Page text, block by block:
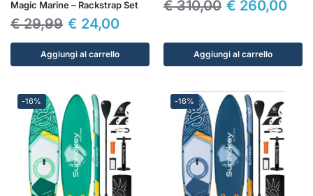
Magic Marine – Rackstrap Set
€29,99 € 24,00
Aggiungi al carrello
€310,00 € 260,00
Aggiungi al carrello
-16% -16%